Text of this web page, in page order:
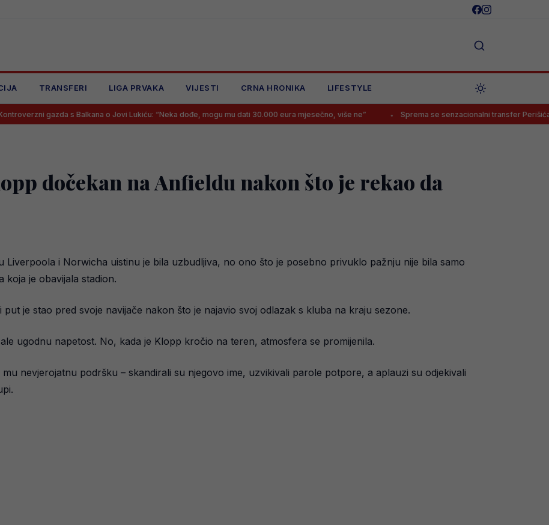
TRANSFERI LIGA PRVAKA VIJESTI CRNA HRONIKA LIFESTYLE
s Balkana o Jovi Lukiću: “Neka dođe, mogu mu dati 30.000 eura mjesečno, više ne” Sprema se senzacionalni transfer Perišića?!
dočekan na Anfieldu nakon što je rekao da
Liverpoola i Norwicha uistinu je bila uzbudljiva, no ono što je posebno privuklo pažnju nije bila samo
koja je obavijala stadion.
je stao pred svoje navijače nakon što je najavio svoj odlazak s kluba na kraju sezone.
ugodnu napetost. No, kada je Klopp kročio na teren, atmosfera se promijenila.
nevjerojatnu podršku – skandirali su njegovo ime, uzvikivali parole potpore, a aplauzi su odjekivali